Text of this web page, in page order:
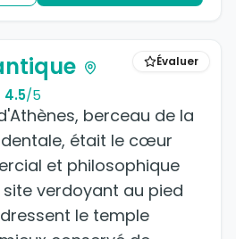
Évaluer
4.5/5
berceau de la
était le cœur
et philosophique
site verdoyant au pied
le temple